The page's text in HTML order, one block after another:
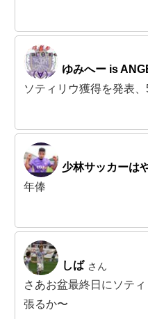
ゆみへー is
ソティリウ獲得を発表
少林サッカーは
年俸
しば さん
さあお盆最終日にソテ
張るか〜